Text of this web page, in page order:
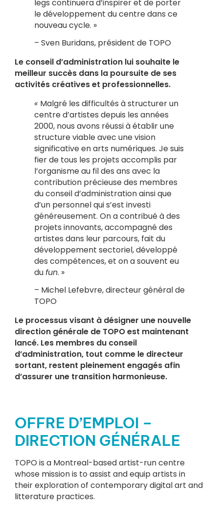
legs continuera d’inspirer et de porter
le développement du centre dans ce
nouveau cycle. »
– Sven Buridans, président de TOPO
Le conseil d’administration lui souhaite le
meilleur succès dans la poursuite de ses
activités créatives et professionnelles.
« Malgré les difficultés à structurer un
centre d’artistes depuis les années
2000, nous avons réussi à établir une
structure viable avec une vision
significative en arts numériques. Je suis
fier de tous les projets accomplis par
l’organisme au fil des ans avec la
contribution précieuse des membres
du conseil d’administration ainsi que
d’un personnel qui s’est investi
généreusement. On a contribué à des
projets innovants, accompagné des
artistes dans leur parcours, fait du
développement sectoriel, développé
des compétences, et on a souvent eu
dufun. »
– Michel Lefebvre, directeur général de
TOPO
Le processus visant à désigner une nouvelle
direction générale de TOPO est maintenant
lancé. Les membres du conseil
d’administration, tout comme le directeur
sortant, restent pleinement engagés afin
d’assurer une transition harmonieuse.
OFFRE D’EMPLOI –
DIRECTION GÉNÉRALE
TOPO is a Montreal-based artist-run centre
whose mission is to assist and equip artists in
their exploration of contemporary digital art and
litterature practices.